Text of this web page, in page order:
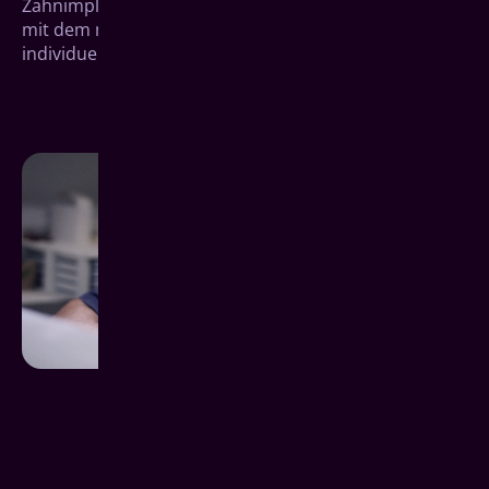
Zahnimplantate für Herborn wissen wir, wie wir Ihnen
mit dem modernen All-on-4-Konzept zu einem neuen,
individuellen Lächeln verhelfen können.